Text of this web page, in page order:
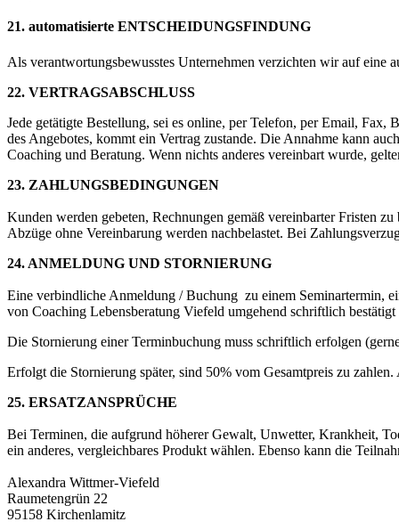
21. automatisierte ENTSCHEIDUNGSFINDUNG
Als verantwortungsbewusstes Unternehmen verzichten wir auf eine
22. VERTRAGSABSCHLUSS
Jede getätigte Bestellung, sei es online, per Telefon, per Email,
des Angebotes, kommt ein Vertrag zustande. Die Annahme kann
Coaching und Beratung. Wenn nichts anderes vereinbart wurde,
23. ZAHLUNGSBEDINGUNGEN
Kunden werden gebeten, Rechnungen gemäß vereinbarter Fristen
Abzüge ohne Vereinbarung werden nachbelastet. Bei
24. ANMELDUNG UND STORNIERUNG
Eine verbindliche Anmeldung / Buchung zu einem Seminartermin,
von Coaching Lebensberatung Viefeld umgehend schriftlich
Die Stornierung einer Terminbuchung muss schriftlich erfolgen
Erfolgt die Stornierung später, sind 50% vom Gesamtpreis zu
25. ERSATZANSPRÜCHE
Bei Terminen, die aufgrund höherer Gewalt, Unwetter, Krankheit,
ein anderes, vergleichbares Produkt wählen. Ebenso kann die
Alexandra Wittmer-Viefeld
Raumetengrün 22
95158 Kirchenlamitz